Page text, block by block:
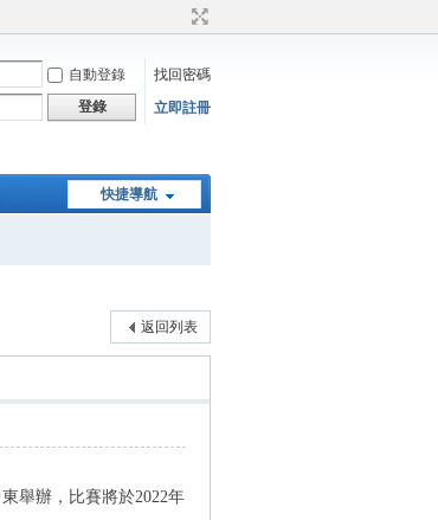
自動登錄
找回密碼
登錄 立即註冊
快捷導航
返回列表
舉辦，比賽將於2022年